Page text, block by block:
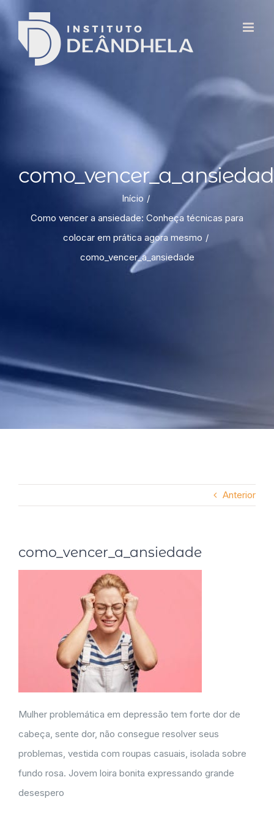
Início
Como vencer a ansiedade: Conheça técnicas para
colocar em prática agora mesmo
como_vencer_a_ansiedade
Anterior
como_vencer_a_ansiedade
Mulher problemática em depressão tem forte dor de
cabeça, sente dor, não consegue resolver seus
problemas, vestida com roupas casuais, isolada sobre
fundo rosa. Jovem loira bonita expressando grande
desespero